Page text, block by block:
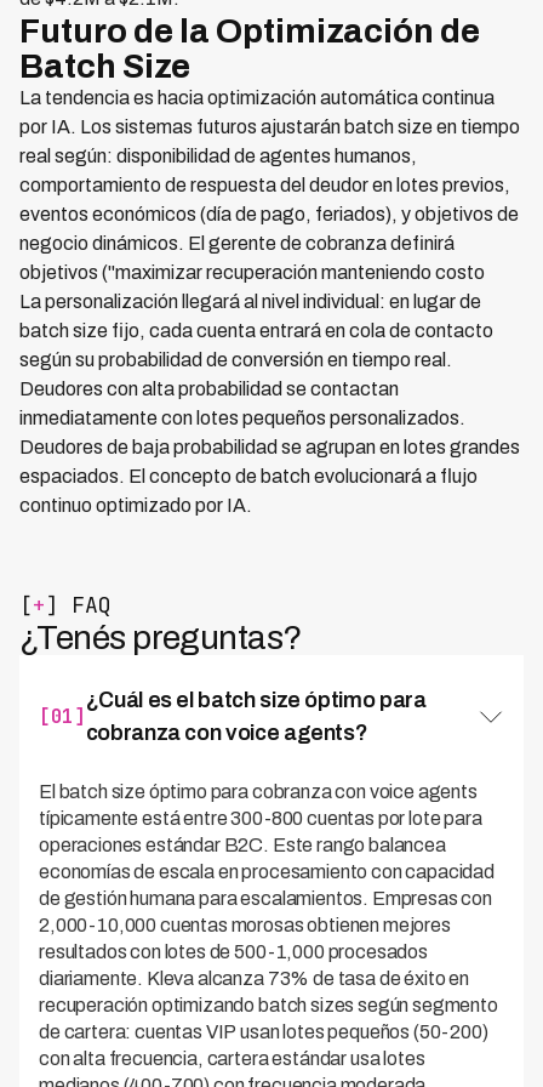
Futuro de la Optimización de
Batch Size
La tendencia es hacia optimización automática continua
por IA. Los sistemas futuros ajustarán batch size en tiempo
real según: disponibilidad de agentes humanos,
comportamiento de respuesta del deudor en lotes previos,
eventos económicos (día de pago, feriados), y objetivos de
negocio dinámicos. El gerente de cobranza definirá
objetivos ("maximizar recuperación manteniendo costo
La personalización llegará al nivel individual: en lugar de
batch size fijo, cada cuenta entrará en cola de contacto
según su probabilidad de conversión en tiempo real.
Deudores con alta probabilidad se contactan
inmediatamente con lotes pequeños personalizados.
Deudores de baja probabilidad se agrupan en lotes grandes
espaciados. El concepto de batch evolucionará a flujo
continuo optimizado por IA.
[+] FAQ
¿Tenés preguntas?
[01]
¿Cuál es el batch size óptimo para
cobranza con voice agents?
El batch size óptimo para cobranza con voice agents
típicamente está entre 300-800 cuentas por lote para
operaciones estándar B2C. Este rango balancea
economías de escala en procesamiento con capacidad
de gestión humana para escalamientos. Empresas con
2,000-10,000 cuentas morosas obtienen mejores
resultados con lotes de 500-1,000 procesados
diariamente. Kleva alcanza 73% de tasa de éxito en
recuperación optimizando batch sizes según segmento
de cartera: cuentas VIP usan lotes pequeños (50-200)
con alta frecuencia, cartera estándar usa lotes